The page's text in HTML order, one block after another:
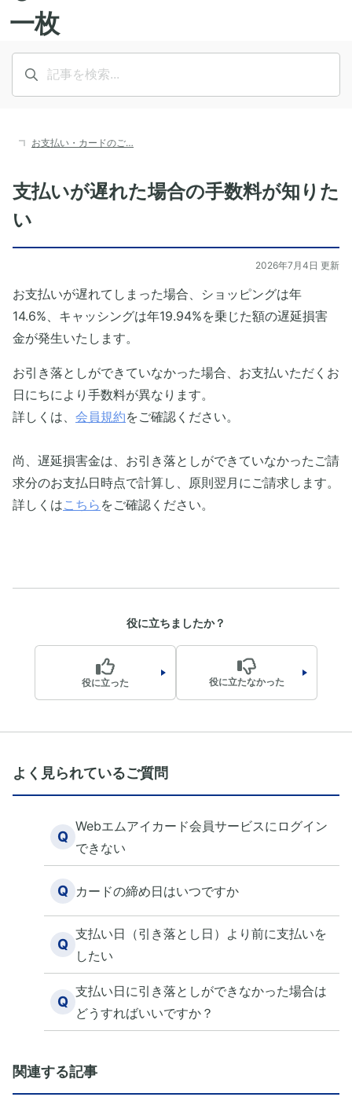
お支払い・カードのご…
支払いが遅れた場合の手数料が知りた
い
2026年7月4日 更新
お支払いが遅れてしまった場合、ショッピングは年
14.6%、キャッシングは年19.94%を乗じた額の遅延損害
金が発生いたします。
お引き落としができていなかった場合、お支払いただくお
日にちにより手数料が異なります。
詳しくは、 会員規約をご確認ください。
尚、遅延損害金は、お引き落としができていなかったご請
求分のお支払日時点で計算し、原則翌月にご請求します。
詳しくはこちら をご確認ください。
役に立ちましたか？
役に立った 役に立たなかった
よく見られているご質問
Q
Webエムアイカード会員サービスにログイン
できない
Q カードの締め日はいつですか
Q
支払い日（引き落とし日）より前に支払いを
したい
Q
支払い日に引き落としができなかった場合は
どうすればいいですか？
関連する記事